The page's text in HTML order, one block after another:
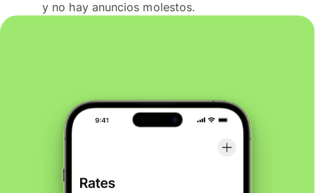
y no hay anuncios molestos.